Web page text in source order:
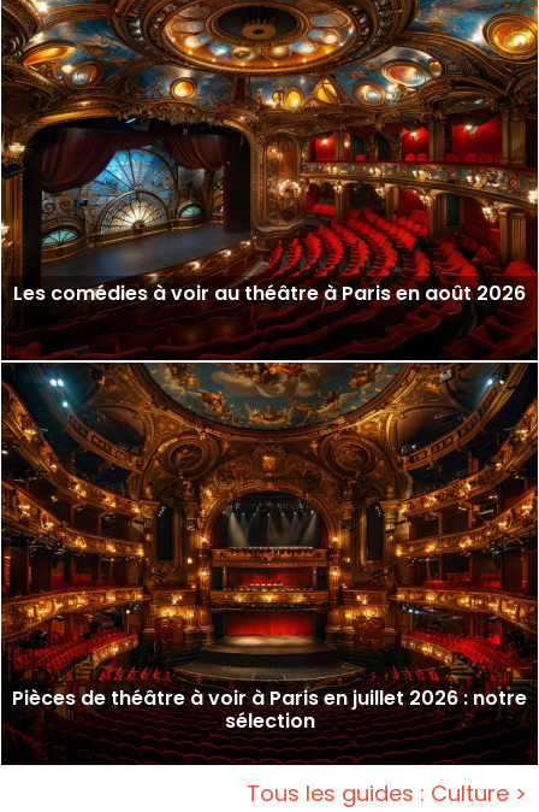
Les comédies à voir au théâtre à Paris en août 2026
Pièces de théâtre à voir à Paris en juillet 2026 : notre
sélection
Tous les guides : Culture >